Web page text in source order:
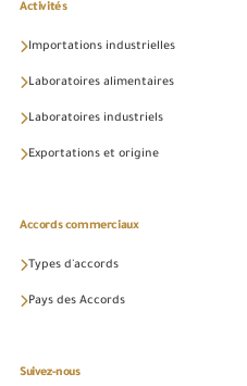
Activités
Importations industrielles
Laboratoires alimentaires
Laboratoires industriels
Exportations et origine
Accords commerciaux
Types d'accords
Pays des Accords
Suivez-nous